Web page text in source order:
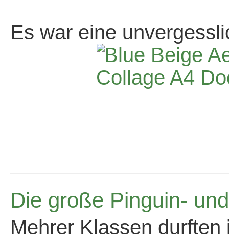
Es war eine
Die große Pinguin-
Mehrer Klassen